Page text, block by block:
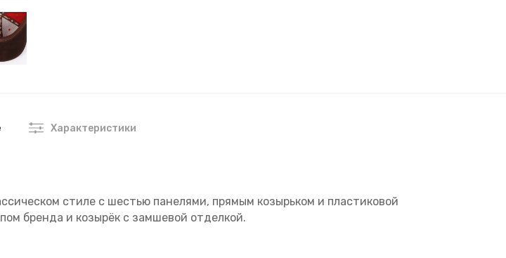
Характеристики
стиле с шестью панелями, прямым козырьком и пластиковой
бренда и козырёк с замшевой отделкой.